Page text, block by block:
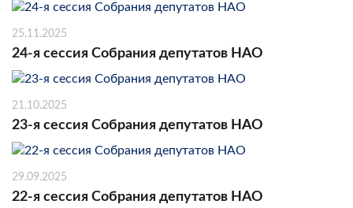
25.11.2025
24-я сессия Собрания депутатов НАО
21.10.2025
23-я сессия Собрания депутатов НАО
29.09.2025
22-я сессия Собрания депутатов НАО